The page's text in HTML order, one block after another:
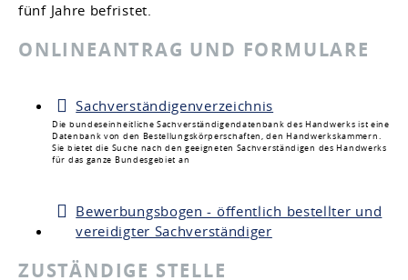
fünf Jahre befristet.
ONLINEANTRAG UND FORMULARE
Sachverständigenverzeichnis
Die bundeseinheitliche Sachverständigendatenbank des Handwerks ist eine
Datenbank von den Bestellungskörperschaften, den Handwerkskammern.
Sie bietet die Suche nach den geeigneten Sachverständigen des Handwerks
für das ganze Bundesgebiet an
Bewerbungsbogen - öffentlich bestellter und
vereidigter Sachverständiger
ZUSTÄNDIGE STELLE